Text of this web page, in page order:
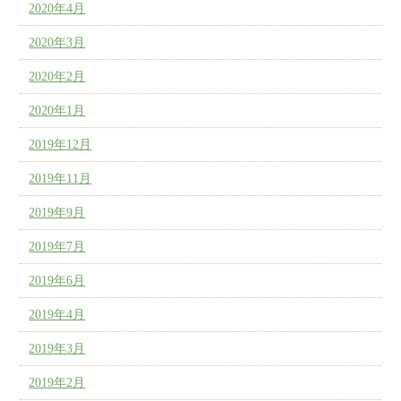
2020年4月
2020年3月
2020年2月
2020年1月
2019年12月
2019年11月
2019年9月
2019年7月
2019年6月
2019年4月
2019年3月
2019年2月